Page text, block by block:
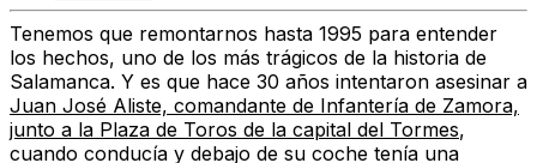
Tenemos que remontarnos hasta 1995 para entender
los hechos, uno de los más trágicos de la historia de
Salamanca. Y es que hace 30 años intentaron asesinar a
Juan José Aliste, comandante de Infantería de Zamora,
junto a la Plaza de Toros de la capital del Tormes,
cuando conducía y debajo de su coche tenía una